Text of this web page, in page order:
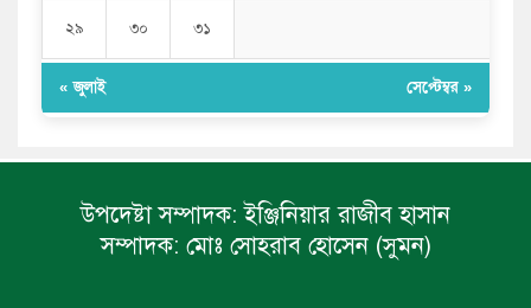
২৯ ৩০ ৩১
« জুলাই সেপ্টেম্বর »
উপদেষ্টা সম্পাদক: ইঞ্জিনিয়ার রাজীব হাসান
সম্পাদক: মোঃ সোহরাব হোসেন (সুমন)